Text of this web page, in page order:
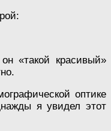
«такой красивый»
оптике
я увидел этот